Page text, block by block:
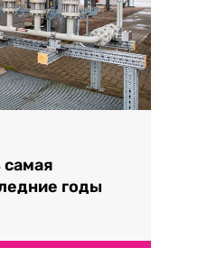
годы